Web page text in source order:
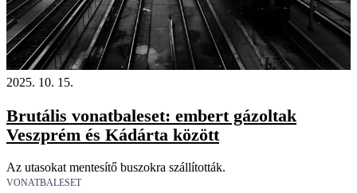
2025. 10. 15.
Brutális vonatbaleset: embert gázoltak
Veszprém és Kádárta között
Az utasokat mentesítő buszokra szállították.
VONATBALESET